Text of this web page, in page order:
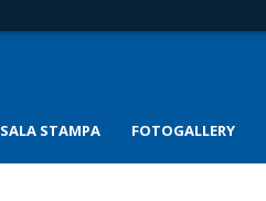
SALA STAMPA FOTOGALLERY